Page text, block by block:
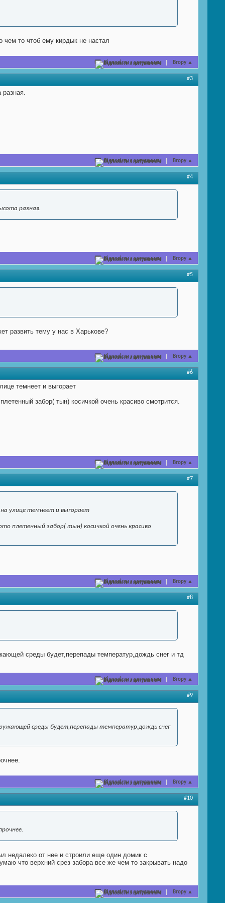
чем то чтоб ему кирдык не настал
Відповісти з цитуванням Вгору ▲
#3
разная.
Відповісти з цитуванням Вгору ▲
#4
разная.
Відповісти з цитуванням Вгору ▲
#5
развить тему у нас в Харькове?
Відповісти з цитуванням Вгору ▲
#6
темнеет и выгорает
забор( тын) косичкой очень красиво смотрится.
Відповісти з цитуванням Вгору ▲
#7
улице темнеет и выгорает
плетенный забор( тын) косичкой очень красиво
Відповісти з цитуванням Вгору ▲
#8
среды будет,перепады температур,дождь снег и тд
Відповісти з цитуванням Вгору ▲
#9
среды будет,перепады температур,дождь снег
Відповісти з цитуванням Вгору ▲
#10
недалеко от нее и строили еще один домик с
что верхний срез забора все же чем то закрывать надо
Відповісти з цитуванням Вгору ▲